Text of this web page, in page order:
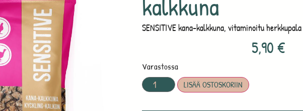
SENSITIVE kana-kalkkuna, vitaminoitu
5,90€
Varastossa
LISÄÄ OSTOSKORIIN